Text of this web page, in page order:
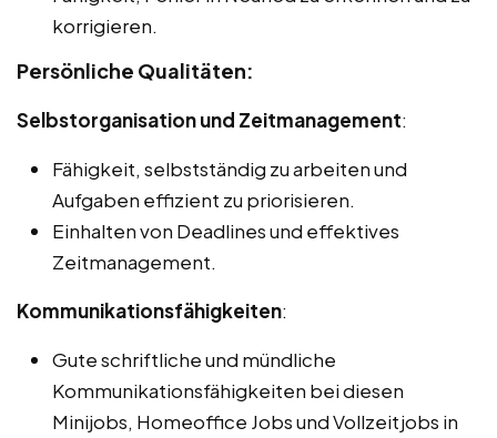
korrigieren.
Persönliche Qualitäten:
Selbstorganisation und Zeitmanagement:
Fähigkeit, selbstständig zu arbeiten und
Aufgaben effizient zu priorisieren.
Einhalten von Deadlines und effektives
Zeitmanagement.
Kommunikationsfähigkeiten:
Gute schriftliche und mündliche
Kommunikationsfähigkeiten bei diesen
Minijobs, Homeoffice Jobs und Vollzeitjobs in